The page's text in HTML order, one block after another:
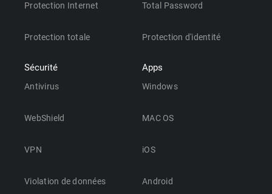
Protection Internet
Protection totale
Sécurité
Antivirus
WebShield
VPN
Violation de données
Total Password
Protection d'identité
Apps
Windows
MAC OS
iOS
Android